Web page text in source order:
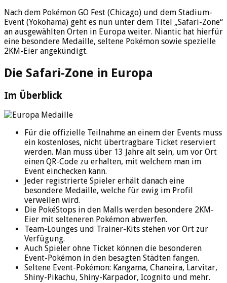
Nach dem Pokémon GO Fest (Chicago) und dem Stadium-
Event (Yokohama) geht es nun unter dem Titel „Safari-Zone“
an ausgewählten Orten in Europa weiter. Niantic hat hierfür
eine besondere Medaille, seltene Pokémon sowie spezielle
2KM-Eier angekündigt.
Die Safari-Zone in Europa
Im Überblick
Für die offizielle Teilnahme an einem der Events muss
ein kostenloses, nicht übertragbare Ticket reserviert
werden. Man muss über 13 Jahre alt sein, um vor Ort
einen QR-Code zu erhalten, mit welchem man im
Event einchecken kann.
Jeder registrierte Spieler erhält danach eine
besondere Medaille, welche für ewig im Profil
verweilen wird.
Die PokéStops in den Malls werden besondere 2KM-
Eier mit selteneren Pokémon abwerfen.
Team-Lounges und Trainer-Kits stehen vor Ort zur
Verfügung.
Auch Spieler ohne Ticket können die besonderen
Event-Pokémon in den besagten Städten fangen.
Seltene Event-Pokémon: Kangama, Chaneira, Larvitar,
Shiny-Pikachu, Shiny-Karpador, Icognito und mehr.